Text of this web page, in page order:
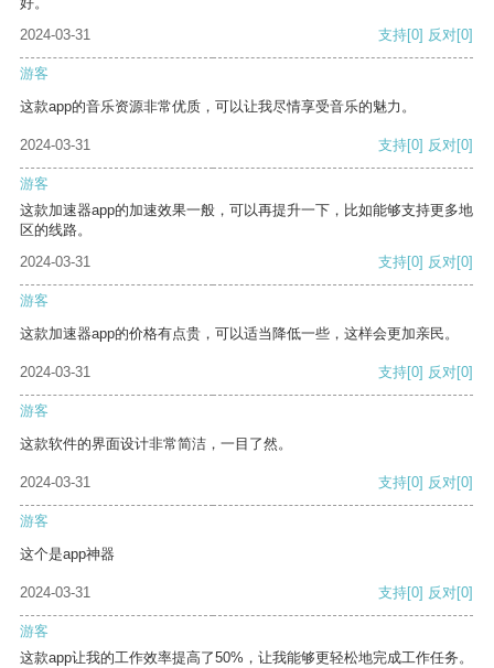
2024-03-31
支持[0] 反对[0]
游客
这款app的音乐资源非常优质，可以让我尽情享受音乐的魅力。
2024-03-31 支持[0] 反对[0]
游客
这款加速器app的加速效果一般，可以再提升一下，比如能够支持更多地
区的线路。
2024-03-31
支持[0] 反对[0]
游客
这款加速器app的价格有点贵，可以适当降低一些，这样会更加亲民。
2024-03-31 支持[0] 反对[0]
游客
这款软件的界面设计非常简洁，一目了然。
2024-03-31 支持[0] 反对[0]
游客
这个是app神器
2024-03-31 支持[0] 反对[0]
游客
这款app让我的工作效率提高了50%，让我能够更轻松地完成工作任务。